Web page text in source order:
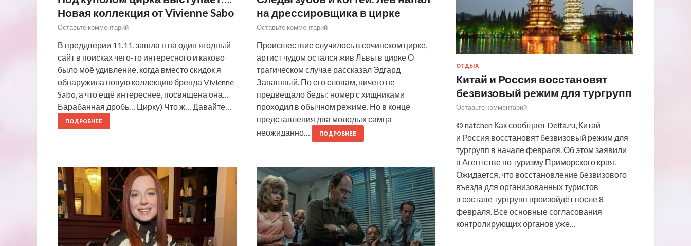
Новая коллекция от Vivienne Sabo
Оставьте комментарий
В преддверии 11.11, зашла я на один ягодный
сайт в поисках чего-то интересного и каково
было моё удивление, когда вместо скидок я
обнаружила новую коллекцию бренда Vivienne
Sabo, а что ещё интереснее, посвящена она…
Барабанная дробь… Цирку) Что ж… Давайте…
ПОДРОБНЕЕ
на дрессировщика в цирке
Оставьте комментарий
Происшествие случилось в сочинском цирке,
артист чудом остался жив Львы в цирке О
трагическом случае рассказал Эдгард
Запашный. По его словам, ничего не
предвещало беды: номер с хищниками
проходил в обычном режиме. Но в конце
представления два молодых самца
неожиданно…
ПОДРОБНЕЕ
ОТДЫХ
Китай и Россия восстановят
безвизовый режим для тургрупп
Оставьте комментарий
© natchen Как сообщает Deita.ru, Китай
и Россия восстановят безвизовый режим для
тургрупп в начале февраля. Об этом заявили
в Агентстве по туризму Приморского края.
Ожидается, что восстановление безвизового
въезда для организованных туристов
в составе тургрупп произойдёт после 8
февраля. Все основные согласования
контролирующих органов уже…